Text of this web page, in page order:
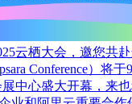
云栖大会，邀您共
Conference）将
中心盛大开幕，来